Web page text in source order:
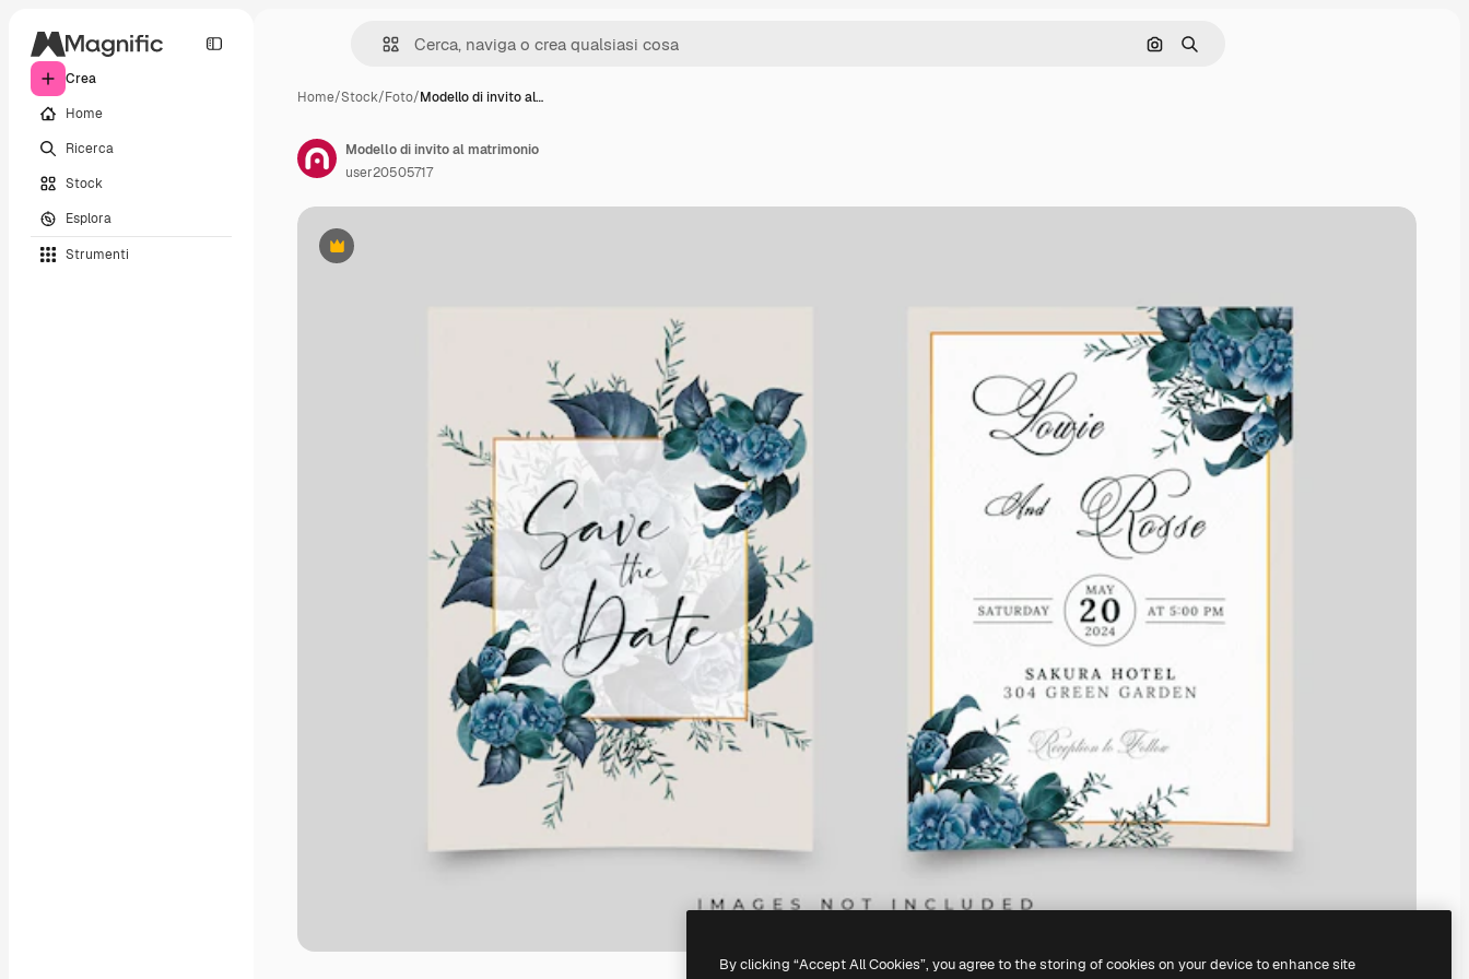
Crea
Home
Ricerca
Stock
Esplora
Strumenti
Cerca per immagine
Ricerca
Home/Stock/Foto/Modello di invito al…
Premium
Modello di invito al matrimonio
user20505717
By clicking “Accept All Cookies”, you agree to the storing of cookies on your device to enhance site